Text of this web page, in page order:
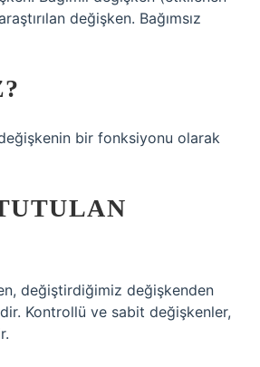
değişken. Bağımsız
değişkenin bir fonksiyonu olarak
değiştirdiğimiz değişkenden
Kontrollü ve sabit değişkenler,